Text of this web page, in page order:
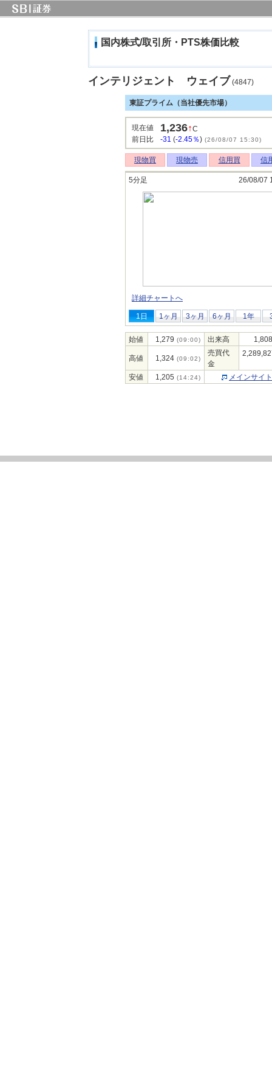
国内株式/取引所・PTS株価比較
インテリジェント ウェイブ (4847)
東証プライム（当社優先市場）
現在値 1,236↑C
前日比
-31 (-2.45％) (26/08/07 15:30)
現物買 現物売 信用買 信
5分足 26/08/07
詳細チャートへ
1日 1ヶ月 3ヶ月 6ヶ月 1年
始値 1,279 (09:00) 出来高
高値 1,324 (09:02)
売買代
金
安値 1,205 (14:24) メインサイ